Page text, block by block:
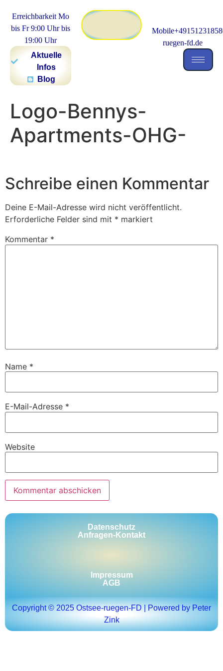
Erreichbarkeit Mo
bis Fr 9:00 Uhr bis
19:00 Uhr
Aktuelle
Infos
Blog
ruegen-fd.de
Logo-Bennys-
Apartments-OHG-
Schreibe einen Kommentar
Deine E-Mail-Adresse wird nicht veröffentlicht.
Erforderliche Felder sind mit * markiert
Kommentar *
Name *
E-Mail-Adresse *
Website
Datenschutz
Anfragen-Kontakt
Impressum
AGB
Copyright © 2025 Ostsee-ruegen-FD | Powered by Peter
Zink